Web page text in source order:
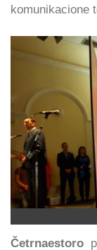
komunikacione
Četrnaestoro